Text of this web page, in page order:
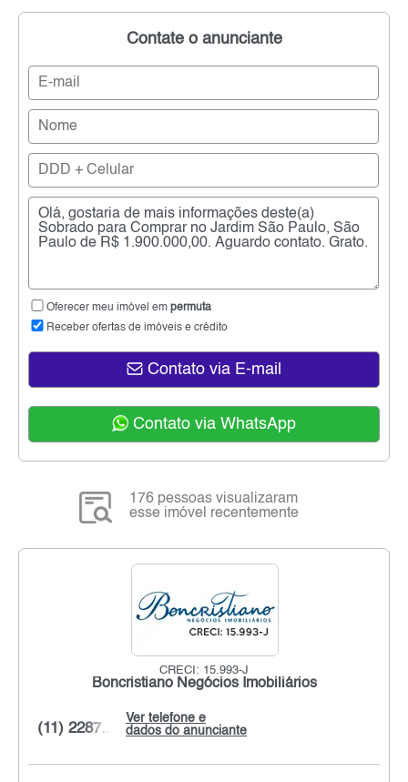
Contate o anunciante
Oferecer meu imóvel em permuta
Receber ofertas de imóveis e crédito
Contato via E-mail
Contato via WhatsApp
176 pessoas visualizaram
esse imóvel recentemente
CRECI: 15.993-J
Boncristiano Negócios Imobiliários
Ver telefone e
dados do anunciante
(11) 2287...